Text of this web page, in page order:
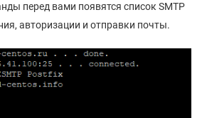
перед вами появятся список SMTP
авторизации и отправки почты.